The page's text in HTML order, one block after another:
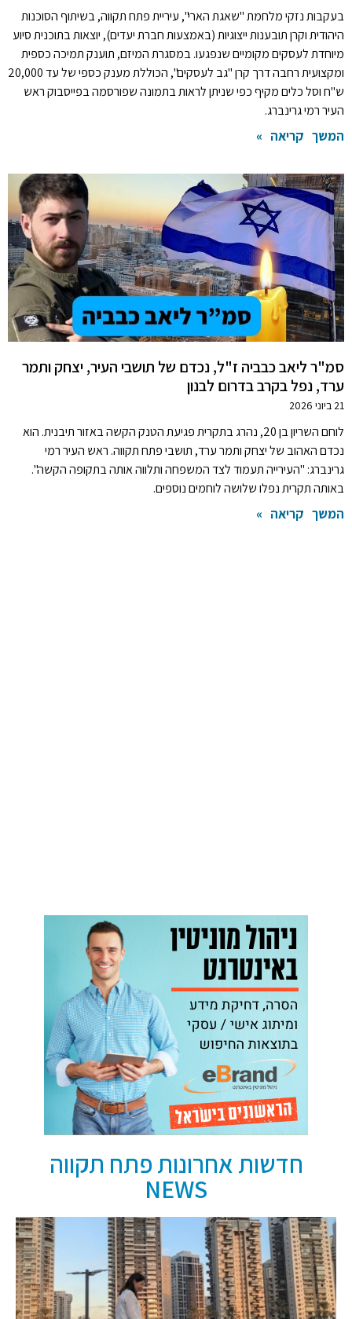
בעקבות נזקי מלחמת "שאגת הארי", עיריית פתח תקווה, בשיתוף הסוכנות
היהודית וקרן תובענות ייצוגיות (באמצעות חברת יעדים), יוצאות בתוכנית סיוע
מיוחדת לעסקים מקומיים שנפגעו. במסגרת המיזם, תוענק תמיכה כספית
ומקצועית רחבה דרך קרן "גב לעסקים", הכוללת מענק כספי של עד 20,000
ש"ח וסל כלים מקיף כפי שניתן לראות בתמונה שפורסמה בפייסבוק ראש
העיר רמי גרינברג.
המשך קריאה »
סמ"ר ליאב כבביה ז"ל, נכדם של תושבי העיר, יצחק ותמר
ערד, נפל בקרב בדרום לבנון
21 ביוני 2026
לוחם השריון בן 20, נהרג בתקרית פגיעת הטנק הקשה באזור תיבנית. הוא
נכדם האהוב של יצחק ותמר ערד, תושבי פתח תקווה. ראש העיר רמי
גרינברג: "העירייה תעמוד לצד המשפחה ותלווה אותה בתקופה הקשה".
באותה תקרית נפלו שלושה לוחמים נוספים.
המשך קריאה »
חדשות אחרונות פתח תקווה
NEWS